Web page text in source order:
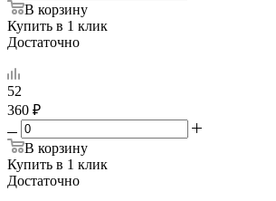
В корзину
Купить в 1 клик
Достаточно
52
360 ₽
В корзину
Купить в 1 клик
Достаточно